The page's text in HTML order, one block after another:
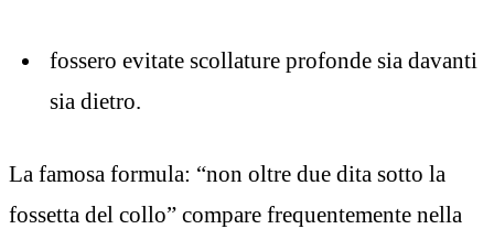
fossero evitate scollature profonde sia davanti
sia dietro.
La famosa formula: “non oltre due dita sotto la
fossetta del collo” compare frequentemente nella